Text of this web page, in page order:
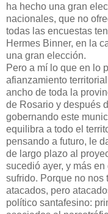
ha hecho una gran
nacionales, que no
todas las encuestas
Hermes Binner, en la
una gran elección.
Pero a mí lo que en lo
afianzamiento
ancho de toda la
de Rosario y después
gobernando este
equilibra a todo el
pensando a futuro, le
de largo plazo al
sucedió ayer, y más
sufrido. Porque no nos
atacados, pero
político santafesino: